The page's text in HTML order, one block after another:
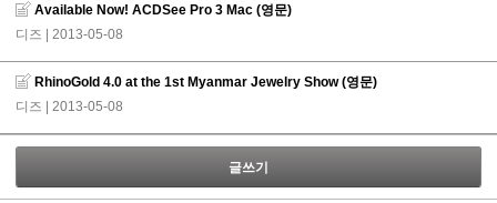
Available Now! ACDSee Pro 3 Mac (영문)
디즈 | 2013-05-08
RhinoGold 4.0 at the 1st Myanmar Jewelry Show (영문)
디즈 | 2013-05-08
글쓰기